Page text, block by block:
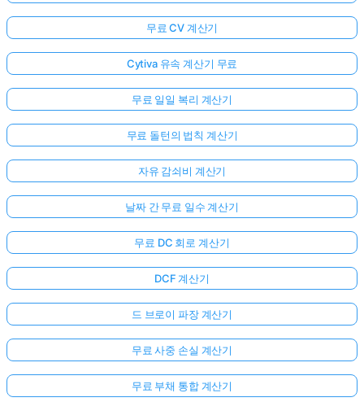
무료 CV 계산기
Cytiva 유속 계산기 무료
무료 일일 복리 계산기
무료 돌턴의 법칙 계산기
자유 감쇠비 계산기
날짜 간 무료 일수 계산기
무료 DC 회로 계산기
DCF 계산기
드 브로이 파장 계산기
무료 사중 손실 계산기
무료 부채 통합 계산기